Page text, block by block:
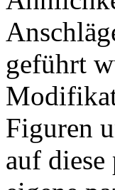
geführt
Figuren
auf